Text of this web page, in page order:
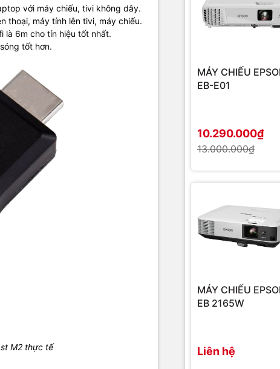
với máy chiếu, tivi không dây.
thoại, máy tính lên tivi, máy chiếu.
là 6m cho tín hiệu tốt nhất.
tốt hơn.
M2 thực tế
Điều khiển từ
iOS
MÁY CHIẾU
EB-E01
10.290.000₫
13.000.000₫
MÁY CHIẾU
EB 2165W
Liên hệ